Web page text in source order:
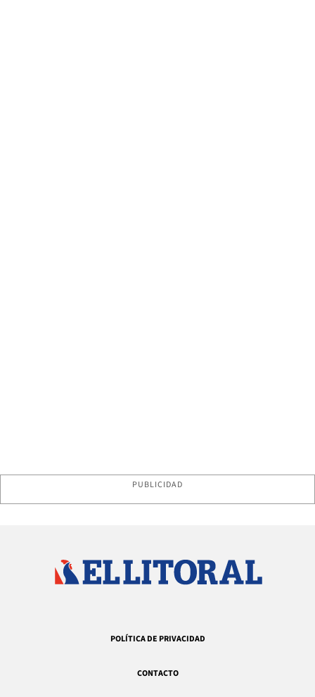
PUBLICIDAD
POLÍTICA DE PRIVACIDAD
CONTACTO